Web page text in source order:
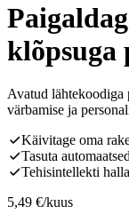
klõpsuga
Avatud lähtekoodiga
värbamise ja
Käivitage oma
Tasuta
Tehisintellekti
5,49 €/kuus